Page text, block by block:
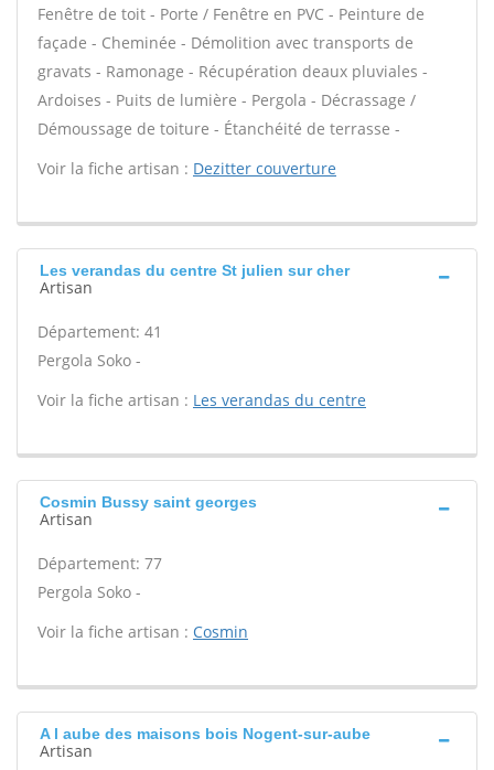
Fenêtre de toit - Porte / Fenêtre en PVC - Peinture de
façade - Cheminée - Démolition avec transports de
gravats - Ramonage - Récupération deaux pluviales -
Ardoises - Puits de lumière - Pergola - Décrassage /
Démoussage de toiture - Étanchéité de terrasse -
Voir la fiche artisan : Dezitter couverture
Les verandas du centre St julien sur cher
Artisan
Département: 41
Pergola Soko -
Voir la fiche artisan : Les verandas du centre
Cosmin Bussy saint georges
Artisan
Département: 77
Pergola Soko -
Voir la fiche artisan : Cosmin
A l aube des maisons bois Nogent-sur-aube
Artisan